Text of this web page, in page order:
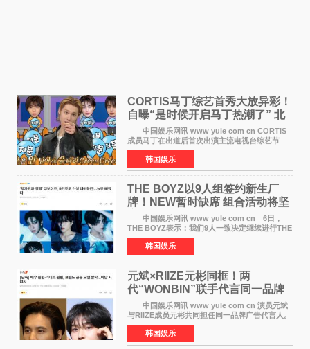
CORTIS马丁综艺首秀大放异彩！
自曝“是时候开启马丁热潮了” 北
美巡演火热进行中
中国娱乐网讯 www yule com cn CORTIS
成员马丁在出道后首次出演主流电视台综艺节
目，展现了多才多艺的魅力。 马丁出演了5日
播出的MBC《Radio Star》Fashion与Passion
之间，I&lsquo;m
韩国娱乐
THE BOYZ以9人组签约新生厂
牌！NEW暂时缺席 组合活动将坚
定不移继续
中国娱乐网讯 www yule com cn 6日，
THE BOYZ表示：我们9人一致决定继续进行THE
BOYZ组合活动，并且已经完成了组合团体活动
签约。目前正在新生厂牌下进行活动准备。尚未
离开THE BOYZ原所
韩国娱乐
元斌×RIIZE元彬同框！两
代“WONBIN”联手代言同一品牌
颜值天花板合体
中国娱乐网讯 www yule com cn 演员元斌
与RIIZE成员元彬共同担任同一品牌广告代言人。
6日据独家报道，继演员元斌之后，RIIZE元彬最
近也被选为某在线中介平台A公司的共同广告代言
人，两人将作
韩国娱乐